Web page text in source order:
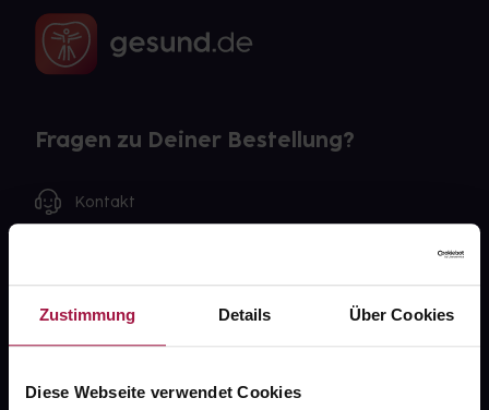
Zustimmung Details Über Cookies
Diese Webseite verwendet Cookies
Fragen zu Deiner Bestellung?
Kontakt
Widerrufsformular